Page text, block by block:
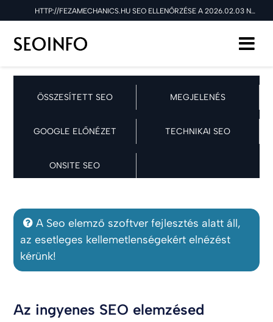
HTTP://FEZAMECHANICS.HU SEO ELLENŐRZÉSE A 2026.02.03 NAPON
ÖSSZESÍTETT SEO MEGJELENÉS
GOOGLE ELŐNÉZET TECHNIKAI SEO
ONSITE SEO
A Seo elemző szoftver fejlesztés alatt áll,
az esetleges kellemetlenségekért elnézést
kérünk!
Az ingyenes SEO elemzésed